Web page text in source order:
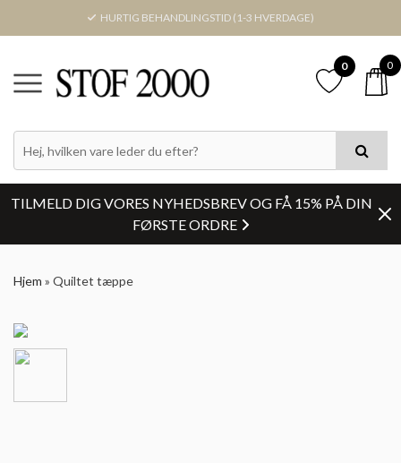
HURTIG BEHANDLINGSTID (1-3 HVERDAGE)
0 0
TILMELD DIG VORES NYHEDSBREV OG FÅ 15% PÅ DIN
FØRSTE ORDRE
Hjem » Quiltet tæppe